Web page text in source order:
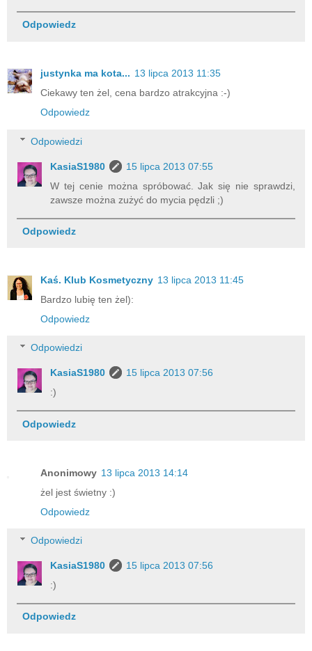
Odpowiedz
justynka ma kota... 13 lipca 2013 11:35
Ciekawy ten żel, cena bardzo atrakcyjna :-)
Odpowiedz
Odpowiedzi
KasiaS1980
15 lipca 2013 07:55
W tej cenie można spróbować. Jak się nie sprawdzi,
zawsze można zużyć do mycia pędzli ;)
Odpowiedz
Kaś. Klub Kosmetyczny 13 lipca 2013 11:45
Bardzo lubię ten żel):
Odpowiedz
Odpowiedzi
KasiaS1980
15 lipca 2013 07:56
:)
Odpowiedz
Anonimowy 13 lipca 2013 14:14
żel jest świetny :)
Odpowiedz
Odpowiedzi
KasiaS1980
15 lipca 2013 07:56
:)
Odpowiedz